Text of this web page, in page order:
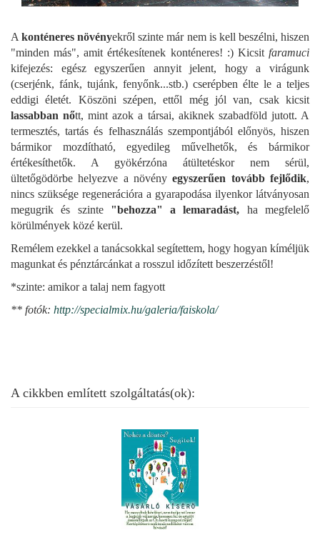
Akonténeres növényekről szinte már nem is kell beszélni, hiszen
"minden más", amit értékesítenek konténeres! :) Kicsit faramuci
kifejezés: egész egyszerűen annyit jelent, hogy a virágunk
(cserjénk, fánk, tujánk, fenyőnk...stb.) cserépben élte le a teljes
eddigi életét. Köszöni szépen, ettől még jól van, csak kicsit
lassabban nőtt, mint azok a társai, akiknek szabadföld jutott. A
termesztés, tartás és felhasználás szempontjából előnyös, hiszen
bármikor mozdítható, egyedileg művelhetők, és bármikor
értékesíthetők. A gyökérzóna átültetéskor nem sérül,
ültetőgödörbe helyezve a növényegyszerűen tovább fejlődik,
nincs szüksége regenerációra a gyarapodása ilyenkor látványosan
megugrik és szinte "behozza" a lemaradást, ha megfelelő
körülmények közé kerül.
Remélem ezekkel a tanácsokkal segítettem, hogy hogyan kíméljük
magunkat és pénztárcánkat a rosszul időzített beszerzéstől!
*szinte: amikor a talaj nem fagyott
** fotók: http://specialmix.hu/galeria/faiskola/
A cikkben említett szolgáltatás(ok):